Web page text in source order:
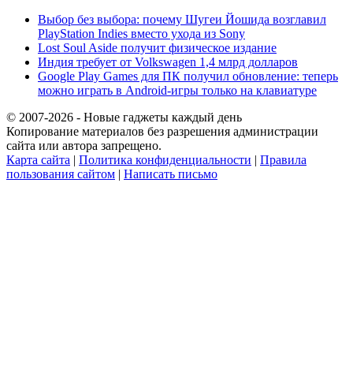
Выбор без выбора: почему Шугеи Йошида возглавил
PlayStation Indies вместо ухода из Sony
Lost Soul Aside получит физическое издание
Индия требует от Volkswagen 1,4 млрд долларов
Google Play Games для ПК получил обновление: теперь
можно играть в Android-игры только на клавиатуре
© 2007-2026 - Новые гаджеты каждый день
Копирование материалов без разрешения администрации
сайта или автора запрещено.
Карта сайта | Политика конфиденциальности | Правила
пользования сайтом | Написать письмо